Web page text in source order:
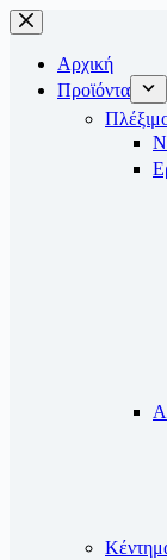
Μετάβαση
στο
περιεχόμενο
Αρχική
Προϊόντα